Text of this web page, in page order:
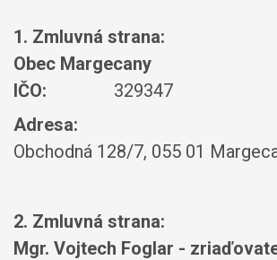
1. Zmluvná strana:
Obec Margecany
IČO:
329347
Adresa:
Obchodná 128/7, 055 01
2. Zmluvná strana:
Mgr. Vojtech Foglar -